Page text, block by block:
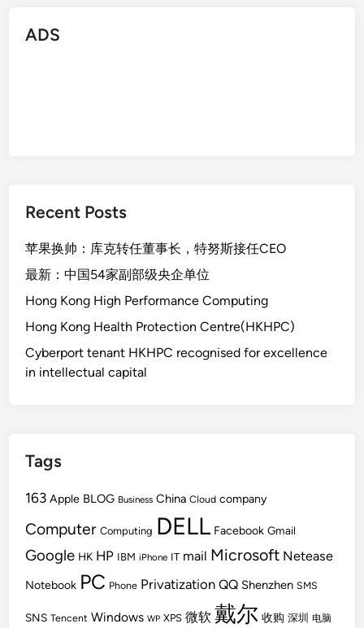
ADS
Recent Posts
苹果换帅：库克转任董事长，特努斯接任CEO
最新：中国54家副部级央企单位
Hong Kong High Performance Computing
Hong Kong Health Protection Centre(HKHPC)
Cyberport tenant HKHPC recognised for excellence
in intellectual capital
Tags
163 Apple BLOG Business China Cloud company
Computer Computing DELL Facebook Gmail
Google HK HP IBM iPhone IT mail Microsoft Netease
Notebook PC Phone Privatization QQ Shenzhen SMS
SNS Tencent Windows WP XPS 微软 戴尔 收购 深圳 电脑